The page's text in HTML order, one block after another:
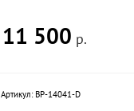
11 500 р.
Артикул:BP-14041-D